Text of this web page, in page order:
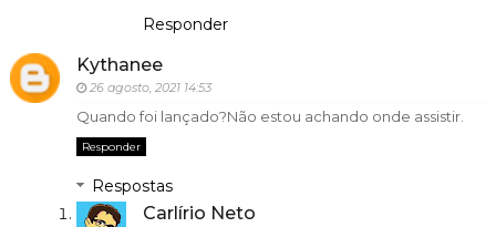
Responder
Kythanee
26 agosto, 2021 14:53
Quando foi lançado?Não estou achando onde assistir.
Responder
Respostas
Carlírio Neto